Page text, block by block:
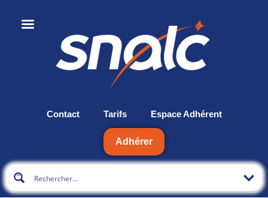
Contact Tarifs Espace Adhérent
Adhérer